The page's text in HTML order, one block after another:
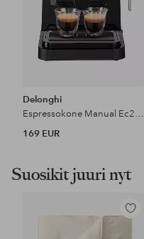
Delonghi
Espressokone Manual Ec235.bk Stilosa
169 EUR
Suosikit juuri nyt
Lisää